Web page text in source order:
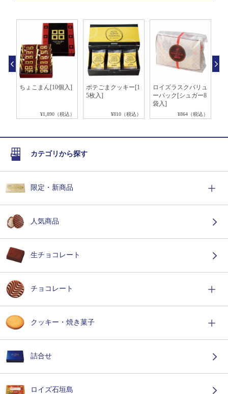
ちょこまん[10個入]
¥1,890（税込）
ポテごまクッキー[1
5枚入]
¥810（税込）
ロイズラスクバリュ
ーパック[シュガー8
袋入]
¥864（税込）
カテゴリから探す
限定・新商品
人気商品
生チョコレート
チョコレート
クッキー・焼き菓子
詰合せ
ロイズ石垣島